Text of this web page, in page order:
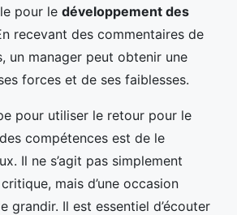
pour le développement des
recevant des commentaires de
un manager peut obtenir une
forces et de ses faiblesses.
pour utiliser le retour pour le
compétences est de le
Il ne s’agit pas simplement
mais d’une occasion
grandir. Il est essentiel d’écouter